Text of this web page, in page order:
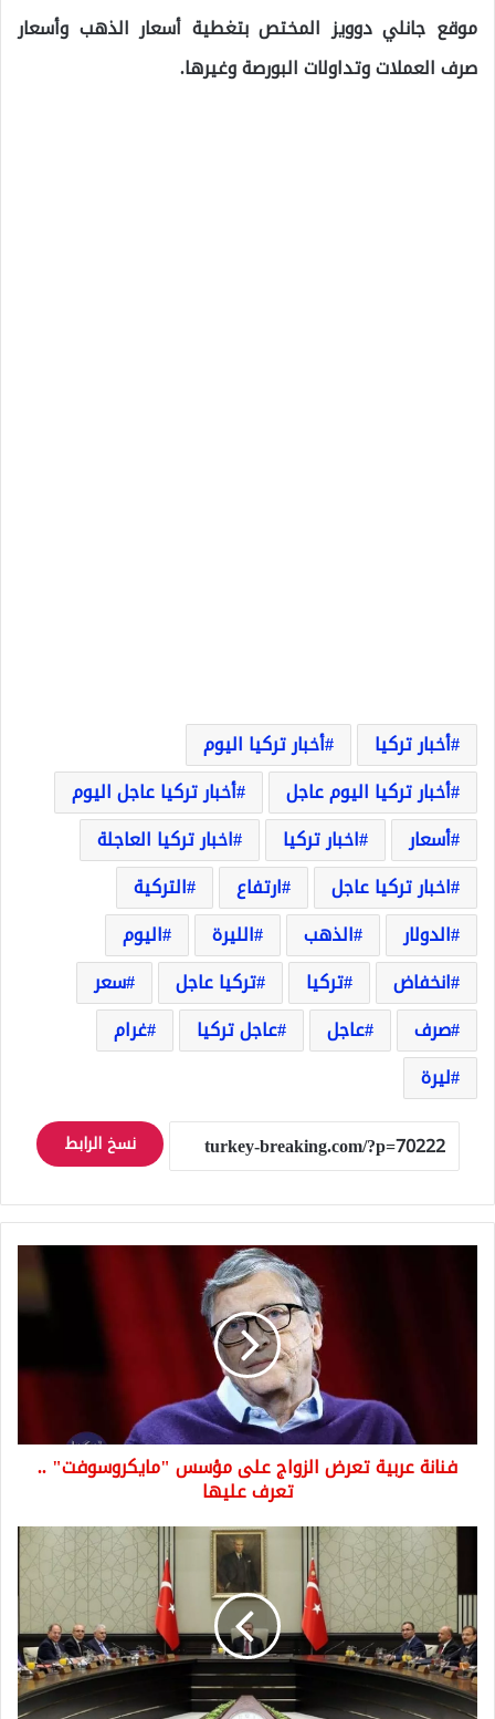
موقع جانلي دوويز المختص بتغطية أسعار الذهب وأسعار
صرف العملات وتداولات البورصة وغيرها.
أخبار تركيا
أخبار تركيا اليوم
أخبار تركيا اليوم عاجل
أخبار تركيا عاجل اليوم
أسعار
اخبار تركيا
اخبار تركيا العاجلة
اخبار تركيا عاجل
ارتفاع
التركية
الدولار
الذهب الليرة
اليوم
انخفاض
تركيا تركيا عاجل
سعر
صرف
عاجل عاجل تركيا
غرام
ليرة
نسخ الرابط
تعرف
عليها
فنانة عربية تعرض الزواج على مؤسس "مايكروسوفت" ..
تعرف عليها
اجتماع
لمجلس
الوزراء
التركي
برأسة
أردوغان